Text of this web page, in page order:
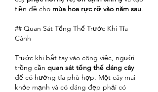
tiền đề cho mùa hoa rực rỡ vào năm sau.
## Quan Sát Tổng Thể Trước Khi Tỉa
Cành
Trước khi bắt tay vào công việc, người
trồng cần quan sát tổng thể dáng cây
để có hướng tỉa phù hợp. Một cây mai